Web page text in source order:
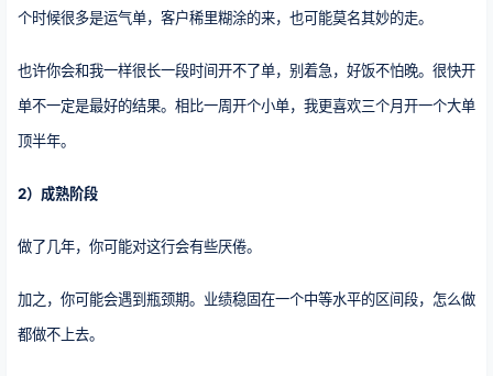
个时候很多是运气单，客户稀里糊涂的来，也可能莫名其妙的走。
也许你会和我一样很长一段时间开不了单，别着急，好饭不怕晚。很快开
单不一定是最好的结果。相比一周开个小单，我更喜欢三个月开一个大单
顶半年。
2）成熟阶段
做了几年，你可能对这行会有些厌倦。
加之，你可能会遇到瓶颈期。业绩稳固在一个中等水平的区间段，怎么做
都做不上去。